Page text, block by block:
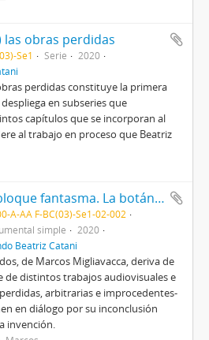
las obras perdidas
Se1 Serie
2020
perdidas constituye la primera
en subseries que
capítulos que se incorporan al
al trabajo en proceso que Beatriz
Salto al bloque fantasma. La botánica de los fantasmas (Capítulo dos) 2020
A-AA F-BC(03)-Se1-02-002
simple
2020
Beatriz Catani
de Marcos Migliavacca, deriva de
de distintos trabajos audiovisuales e
arbitrarias e improcedentes-
en diálogo por su inconclusión
invención.